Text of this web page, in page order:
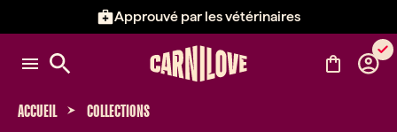
Approuvé par les vétérinaires
Élément 2 sur 3: Approuvé par
ACCUEIL COLLECTIONS